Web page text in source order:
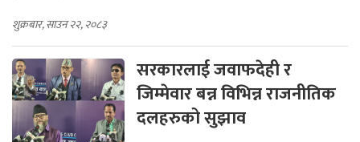
शुक्रबार, साउन २२, २०८३
सरकारलाई जवाफदेही र
जिम्मेवार बन्न विभिन्न राजनीतिक
दलहरुको सुझाव